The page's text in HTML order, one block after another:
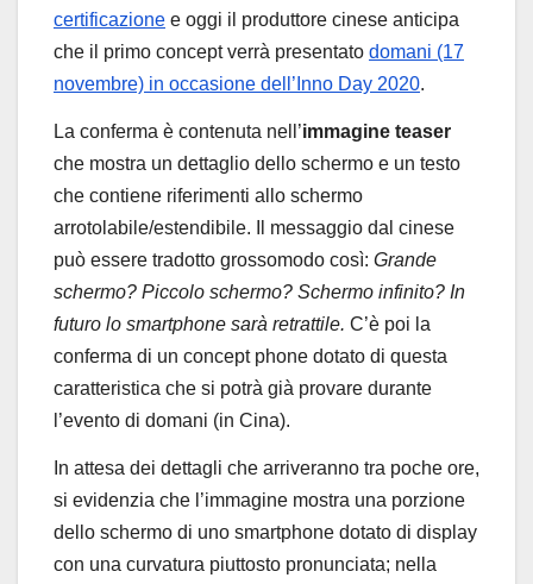
certificazione e oggi il produttore cinese anticipa
che il primo concept verrà presentato domani (17
novembre) in occasione dell’Inno Day 2020.
La conferma è contenuta nell’immagine teaser
che mostra un dettaglio dello schermo e un testo
che contiene riferimenti allo schermo
arrotolabile/estendibile. Il messaggio dal cinese
può essere tradotto grossomodo così: Grande
schermo? Piccolo schermo? Schermo infinito? In
futuro lo smartphone sarà retrattile. C’è poi la
conferma di un concept phone dotato di questa
caratteristica che si potrà già provare durante
l’evento di domani (in Cina).
In attesa dei dettagli che arriveranno tra poche ore,
si evidenzia che l’immagine mostra una porzione
dello schermo di uno smartphone dotato di display
con una curvatura piuttosto pronunciata; nella